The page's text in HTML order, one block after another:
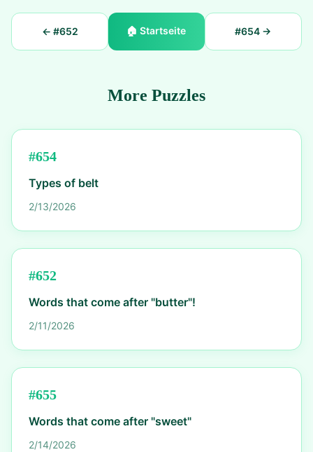
← #652 🏠Startseite #654 →
More Puzzles
#654
Types of belt
2/13/2026
#652
Words that come after "butter"!
2/11/2026
#655
Words that come after "sweet"
2/14/2026